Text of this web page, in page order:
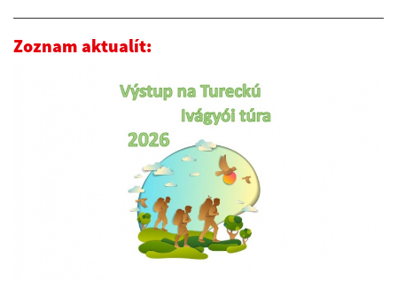
Zoznam aktualít: